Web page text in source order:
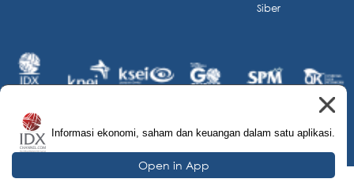
Siber
© 2026 IDX Channel. All Rights Reserved.
Informasi ekonomi, saham dan keuangan dalam satu aplikasi.
Open in App